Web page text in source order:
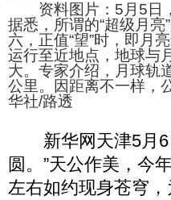
资料图片：5月5日，
据悉，所谓的“超级月
六，正值“望”时，即月
运行至近地点，地球与
大。专家介绍，月球轨
公里。因距离不一样，
华社/路透
新华网天津5月6
圆。”天公作美，今
左右如约现身苍穹